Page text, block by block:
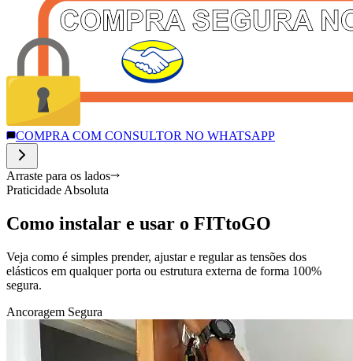
COMPRA COM CONSULTOR NO WHATSAPP
Arraste para os lados
Praticidade Absoluta
Como instalar e usar o FITtoGO
Veja como é simples prender, ajustar e regular as tensões dos
elásticos em qualquer porta ou estrutura externa de forma 100%
segura.
Ancoragem Segura